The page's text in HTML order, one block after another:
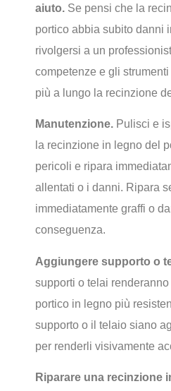
aiuto. Se pensi che la
portico abbia subito danni
rivolgersi a un
competenze e gli
più a lungo la recinzione
Manutenzione. Pulisci e
la recinzione in legno del
pericoli e ripara
allentati o i danni. Ripara
immediatamente graffi o
conseguenza.
Aggiungere supporto o
supporti o telai
portico in legno più
supporto o il telaio siano
per renderli visivamente
Riparare una recinzione